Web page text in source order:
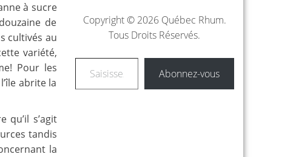
à sucre
de
cultivés au
variété,
Pour les
abrite la
s’agit
tandis
la
Copyright © 2026 Québec Rhum.
Tous Droits Réservés.
Abonnez-vous